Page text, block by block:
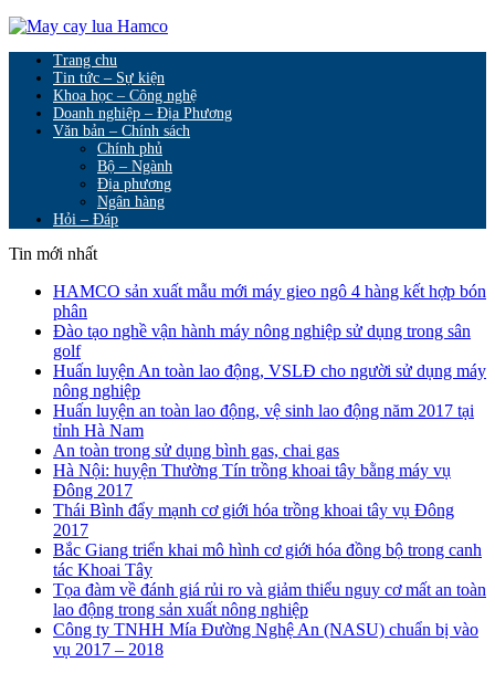
Trang chu
Tin tức – Sự kiện
Khoa học – Công nghệ
Doanh nghiệp – Địa Phương
Văn bản – Chính sách
Chính phủ
Bộ – Ngành
Địa phương
Ngân hàng
Hỏi – Đáp
Tin mới nhất
HAMCO sản xuất mẫu mới máy gieo ngô 4 hàng kết hợp bón
phân
Đào tạo nghề vận hành máy nông nghiệp sử dụng trong sân
golf
Huấn luyện An toàn lao động, VSLĐ cho người sử dụng máy
nông nghiệp
Huấn luyện an toàn lao động, vệ sinh lao động năm 2017 tại
tỉnh Hà Nam
An toàn trong sử dụng bình gas, chai gas
Hà Nội: huyện Thường Tín trồng khoai tây bằng máy vụ
Đông 2017
Thái Bình đẩy mạnh cơ giới hóa trồng khoai tây vụ Đông
2017
Bắc Giang triển khai mô hình cơ giới hóa đồng bộ trong canh
tác Khoai Tây
Tọa đàm về đánh giá rủi ro và giảm thiểu nguy cơ mất an toàn
lao động trong sản xuất nông nghiệp
Công ty TNHH Mía Đường Nghệ An (NASU) chuẩn bị vào
vụ 2017 – 2018